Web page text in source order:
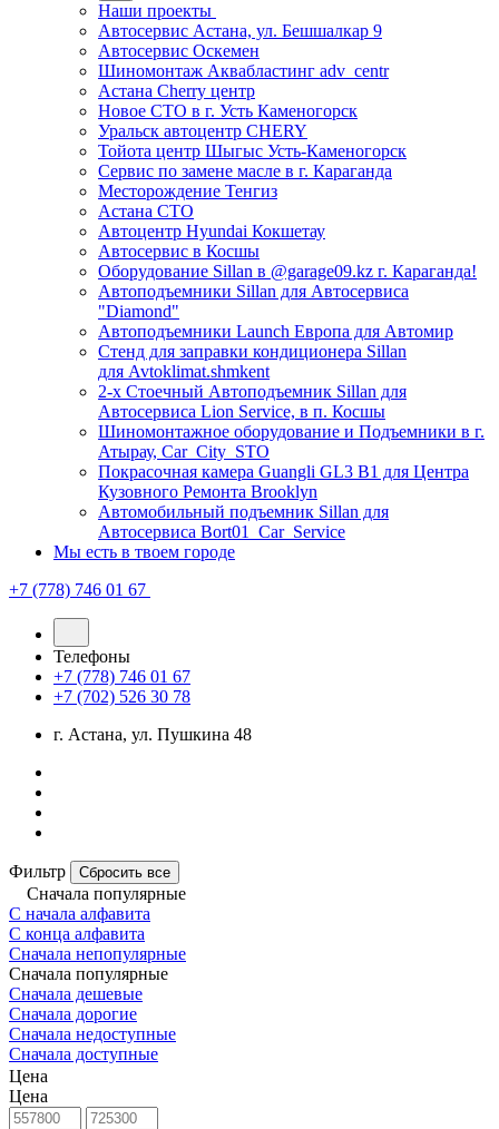
Наши проекты
Автосервис Астана, ул. Бешшалкар 9
Автосервис Оскемен
Шиномонтаж Аквабластинг adv_centr
Астана Cherry центр
Новое СТО в г. Усть Каменогорск
Уральск автоцентр CHERY
Тойота центр Шыгыс Усть-Каменогорск
Сервис по замене масле в г. Караганда
Месторождение Тенгиз
Астана СТО
Автоцентр Hyundai Кокшетау
Автосервис в Косшы
Оборудование Sillan в @garage09.kz г. Караганда!
Автоподъемники Sillan для Автосервиса
"Diamond"
Автоподъемники Launch Европа для Автомир
Стенд для заправки кондиционера Sillan
для Avtoklimat.shmkent
2-х Стоечный Автоподъемник Sillan для
Автосервиса Lion Service, в п. Косшы
Шиномонтажное оборудование и Подъемники в г.
Атырау, Car_City_STO
Покрасочная камера Guangli GL3 B1 для Центра
Кузовного Ремонта Brooklyn
Автомобильный подъемник Sillan для
Автосервиса Bort01_Car_Service
Мы есть в твоем городе
+7 (778) 746 01 67
Телефоны
+7 (778) 746 01 67
+7 (702) 526 30 78
г. Астана, ул. Пушкина 48
Фильтр Сбросить все
Сначала популярные
С начала алфавита
С конца алфавита
Сначала непопулярные
Сначала популярные
Сначала дешевые
Сначала дорогие
Сначала недоступные
Сначала доступные
Цена
Цена